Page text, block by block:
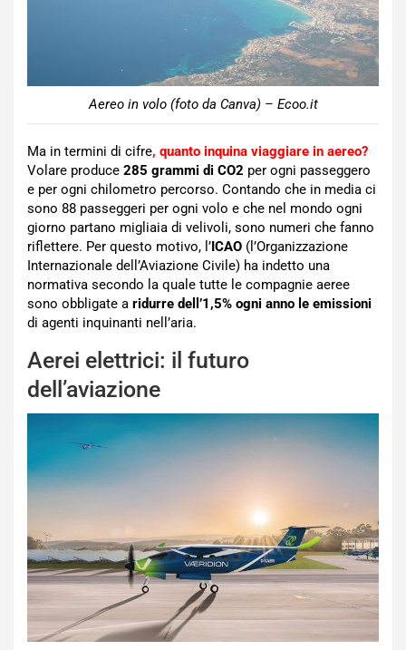
Aereo in volo (foto da Canva) – Ecoo.it
Ma in termini di cifre, quanto inquina viaggiare in aereo?
Volare produce 285 grammi di CO2 per ogni passeggero
e per ogni chilometro percorso. Contando che in media ci
sono 88 passeggeri per ogni volo e che nel mondo ogni
giorno partano migliaia di velivoli, sono numeri che fanno
riflettere. Per questo motivo, l’ ICAO (l’Organizzazione
Internazionale dell’Aviazione Civile) ha indetto una
normativa secondo la quale tutte le compagnie aeree
sono obbligate a ridurre dell’1,5% ogni anno le emissioni
di agenti inquinanti nell’aria.
Aerei elettrici: il futuro
dell’aviazione